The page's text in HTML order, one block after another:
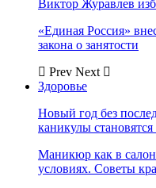
Виктор Журавлев
«Единая Россия»
закона о занятости
Prev Next
Здоровье
Новый год без
каникулы
Маникюр как в
условиях. Советы